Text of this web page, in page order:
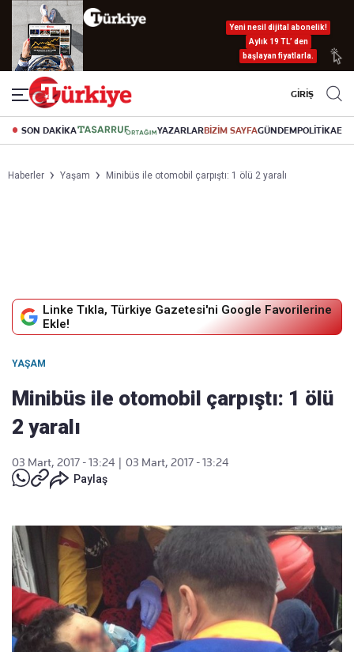
Yeni nesil dijital abonelik!
Aylık 19 TL’ den
başlayan fiyatlarla.
GİRİŞ
SON DAKİKA YAZARLARBİZİM SAYFAGÜNDEMPOLİTİKA
Haberler Yaşam Minibüs ile otomobil çarpıştı: 1 ölü 2 yaralı
Linke Tıkla, Türkiye Gazetesi'ni Google Favorilerine
Ekle!
YAŞAM
Minibüs ile otomobil çarpıştı: 1 ölü
2 yaralı
03 Mart, 2017 - 13:24
03 Mart, 2017 - 13:24
Paylaş